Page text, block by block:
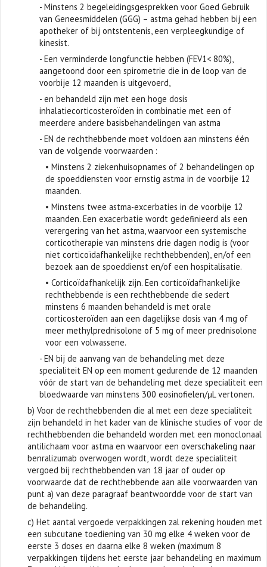
- Minstens 2 begeleidingsgesprekken voor Goed Gebruik
van Geneesmiddelen (GGG) – astma gehad hebben bij een
apotheker of bij ontstentenis, een verpleegkundige of
kinesist.
- Een verminderde longfunctie hebben (FEV1< 80%),
aangetoond door een spirometrie die in de loop van de
voorbije 12 maanden is uitgevoerd,
- en behandeld zijn met een hoge dosis
inhalatiecorticosteroïden in combinatie met een of
meerdere andere basisbehandelingen van astma
- EN de rechthebbende moet voldoen aan minstens één
van de volgende voorwaarden :
• Minstens 2 ziekenhuisopnames of 2 behandelingen op
de spoeddiensten voor ernstig astma in de voorbije 12
maanden.
• Minstens twee astma-excerbaties in de voorbije 12
maanden. Een exacerbatie wordt gedefinieerd als een
verergering van het astma, waarvoor een systemische
corticotherapie van minstens drie dagen nodig is (voor
niet corticoïdafhankelijke rechthebbenden), en/of een
bezoek aan de spoeddienst en/of een hospitalisatie.
• Corticoïdafhankelijk zijn. Een corticoïdafhankelijke
rechthebbende is een rechthebbende die sedert
minstens 6 maanden behandeld is met orale
corticosteroïden aan een dagelijkse dosis van 4 mg of
meer methylprednisolone of 5 mg of meer prednisolone
voor een volwassene.
- EN bij de aanvang van de behandeling met deze
specialiteit EN op een moment gedurende de 12 maanden
vóór de start van de behandeling met deze specialiteit een
bloedwaarde van minstens 300 eosinofielen/μL vertonen.
b) Voor de rechthebbenden die al met een deze specialiteit
zijn behandeld in het kader van de klinische studies of voor de
rechthebbenden die behandeld worden met een monoclonaal
antilichaam voor astma en waarvoor een overschakeling naar
benralizumab overwogen wordt, wordt deze specialiteit
vergoed bij rechthebbenden van 18 jaar of ouder op
voorwaarde dat de rechthebbende aan alle voorwaarden van
punt a) van deze paragraaf beantwoordde voor de start van
de behandeling.
c) Het aantal vergoede verpakkingen zal rekening houden met
een subcutane toediening van 30 mg elke 4 weken voor de
eerste 3 doses en daarna elke 8 weken (maximum 8
verpakkingen tijdens het eerste jaar behandeling en maximum